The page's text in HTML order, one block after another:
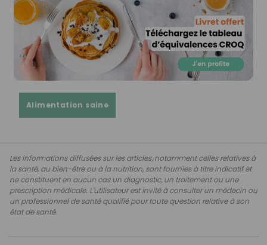
Alimentation saine
Les informations diffusées sur les articles, notamment celles relatives à
la santé, au bien-être ou à la nutrition, sont fournies à titre indicatif et
ne constituent en aucun cas un diagnostic, un traitement ou une
prescription médicale. L'utilisateur est invité à consulter un médecin ou
un professionnel de santé qualifié pour toute question relative à son
état de santé.